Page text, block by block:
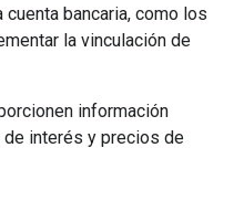
bancaria, como los
la vinculación de
información
de interés y precios de